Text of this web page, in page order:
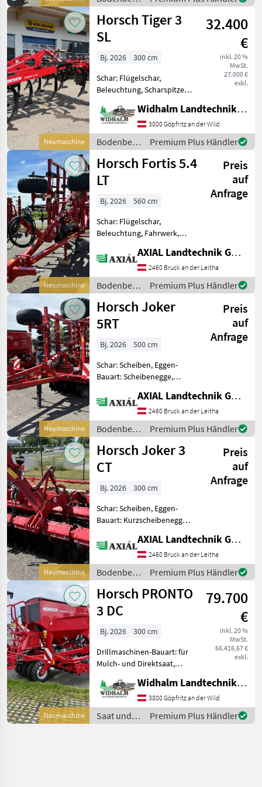
Zinkenabstand in einer Re
/ Horsch
Neumaschine
Horsch Tiger 3
SL
32.400
€
inkl. 20 %
MwSt.
27.000 €
exkl.
Bj. 2026
300 cm
Schar: Flügelschar,
Beleuchtung, Scharspitzen,
Punkt Modell mit engerem
Strichabstand und höherer
Leistungsfreigabe bis 400
PS !! 4 Zinkenreihen
Widhalm Landtechnik GmbH
3800 Göpfritz an der Wild
Bodenbearbeitung
/ Horsch
Premium Plus Händler
Neumaschine
Horsch Fortis 5.4
LT
Preis
auf
Anfrage
Bj. 2026
560 cm
Schar: Flügelschar,
Beleuchtung, Fahrwerk,
Nachlaufeinrichtung,
Scharspitzen,
Steinsicherung
Ausstattungsmerkmale:
Arbeitsbreite 5, 60 m
Transportbrei
AXIAL Landtechnik GmbH
2460 Bruck an der Leitha
Bodenbearbeitung
/ Horsch
Premium Plus Händler
Neumaschine
Horsch Joker
5RT
Preis
auf
Anfrage
Bj. 2026
500 cm
Schar: Scheiben, Eggen-
Bauart: Scheibenegge,
Klappvorrichtung,
Nachlaufeinrichtung
Ausstattungsmerkmale:
Arbeitsbreite 5, 15m
Transportbreite 3,
AXIAL Landtechnik GmbH
2460 Bruck an der Leitha
Bodenbearbeitung
/ Horsch
Premium Plus Händler
Neumaschine
Horsch Joker 3
CT
Preis
auf
Anfrage
Bj. 2026
300 cm
Schar: Scheiben, Eggen-
Bauart: Kurzscheibenegge,
Nachlaufeinrichtung
Ausstattungsmerkmale:
Arbeitsbreite 3, 00 m
Transportbreite 3, 00 m
DiscSystem Sche
AXIAL Landtechnik GmbH
2460 Bruck an der Leitha
Bodenbearbeitung
/ Horsch
Premium Plus Händler
Neumaschine
Horsch PRONTO
3 DC
79.700
€
inkl. 20 %
MwSt.
66.416,67 €
exkl.
Bj. 2026
300 cm
Drillmaschinen-Bauart: für
Mulch- und Direktsaat,
Zweischeibenschare,
Fahrgassenschaltung,
Fahrwerk, Spuranreisser,
Zwischenreifenpacker
Widhalm Landtechnik GmbH
3800 Göpfritz an der Wild
Saat und
Pflege /
Premium Plus Händler